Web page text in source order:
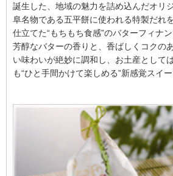
誕生した、地域の魅力を詰め込んだオリ
阜名物である五平餅に使われる特製だれ
仕立てた“もちもち食感”のバターフィナン
芳醇なバターの香りと、香ばしくコクの
い味わいが絶妙に調和し、お土産として
も“ひと手間かけて楽しめる”新感覚スイ